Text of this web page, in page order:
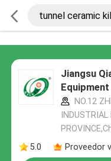
Jiangsu
NO.12
5.0
Proveedor